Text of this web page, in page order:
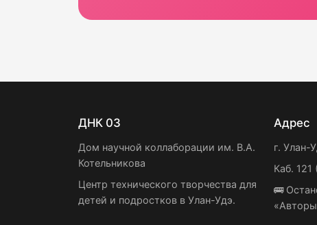
ДНК 03
Дом научной коллаборации им. В.А.
Котельникова
Центр технического творчества для
детей и подростков в Улан-Удэ.
Адрес
г. Улан-
Каб.
🚌